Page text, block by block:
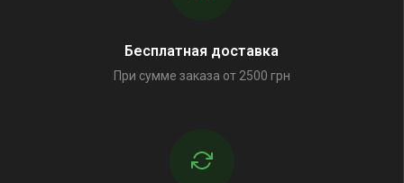
Бесплатная доставка
При сумме заказа от 2500 грн